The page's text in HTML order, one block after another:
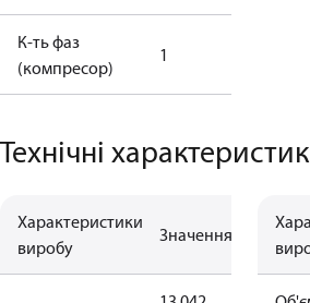
К-ть фаз
(компресор)
1
Технічні
Характеристики
виробу
Значення